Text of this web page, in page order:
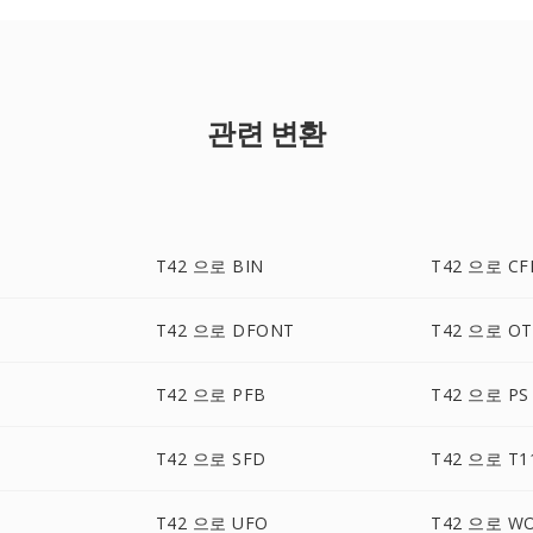
관련 변환
T42 으로 BIN T42 으로
T42 으로 DFONT T42 으로
T42 으로 PFB T42 으로 PS
T42 으로 SFD T42 으로
T42 으로 UFO T42 으로